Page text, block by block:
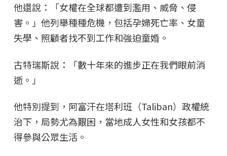
他還說：「女權在全球都遭到濫用、威脅、侵
害。」他列舉種種危機，包括孕婦死亡率、女童
失學、照顧者找不到工作和強迫童婚。
古特瑞斯說：「數十年來的進步正在我們眼前消
逝。」
他特別提到，阿富汗在塔利班（Taliban）政權統
治下，局勢尤為艱困，當地成人女性和女孩都不
得參與公眾生活。